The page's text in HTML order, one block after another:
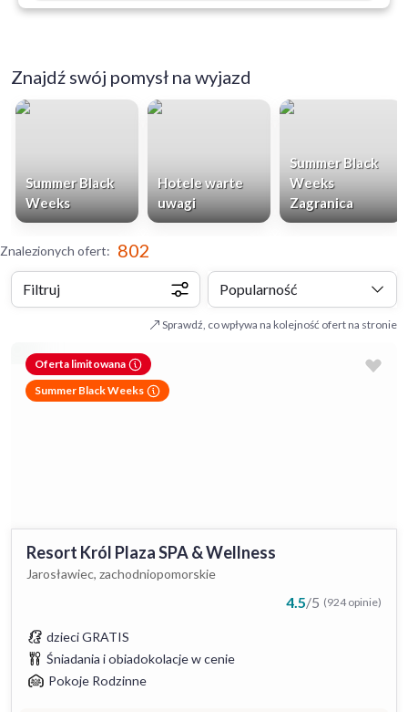
Znajdź swój pomysł na wyjazd
Summer Black
Weeks
Hotele warte
uwagi
Summer Black
Weeks
Zagranica
Znalezionych ofert: 802
Filtruj Popularność
Sprawdź, co wpływa na kolejność ofert na stronie
Oferta limitowana
Summer Black Weeks
Resort Król Plaza SPA & Wellness
Jarosławiec, zachodniopomorskie
4.5/5 (924 opinie)
dzieci GRATIS
Śniadania i obiadokolacje w cenie
Pokoje Rodzinne